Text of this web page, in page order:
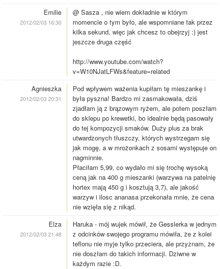
Emilie
2012/02/03 16:30
@ Sasza , nie wiem dokładnie w którym
momencie o tym było, ale wspomniane tak przez
kilka sekund, więc jak chcesz to obejrzyj :) jest
jeszcze druga część
http://www.youtube.com/watch?
v=W10NJatLFWs&feature=related
Agnieszka
2012/02/03 20:31
Pod wpływem ważenia kupiłam tę mieszankę i
była pyszna! Bardzo mi zasmakowała, dziś
zjadłam ją z brązowym ryżem, ale potem poszłam
do sklepu po krewetki, bo idealnie będą pasowały
do tej kompozycji smaków. Duży plus za brak
utwardzonych tłuszczy, których wystrzegam się
jak mogę, a w mrożonkach z sosami występuje on
nagminnie.
Płaciłam 5,99, co wydało mi się trochę wysoką
ceną jak na 400 g mieszanki (warzywa na patelnię
hortex mają 450 g i kosztują 3,7), ale jakość
warzyw i ilosc ananasa przekonała mnie, że cena
nie wzięła się z nikąd.
Elza
2012/02/03 21:48
Haruka - mój wujek mówił, że Gesslerka w jednym
z odcinków swojego programu mówiła, że z kolei
teflonu nie myje tylko przeciera, ale przyznam, że
nie doszłam do takich informacji. Dziwne w
każdym razie :D.